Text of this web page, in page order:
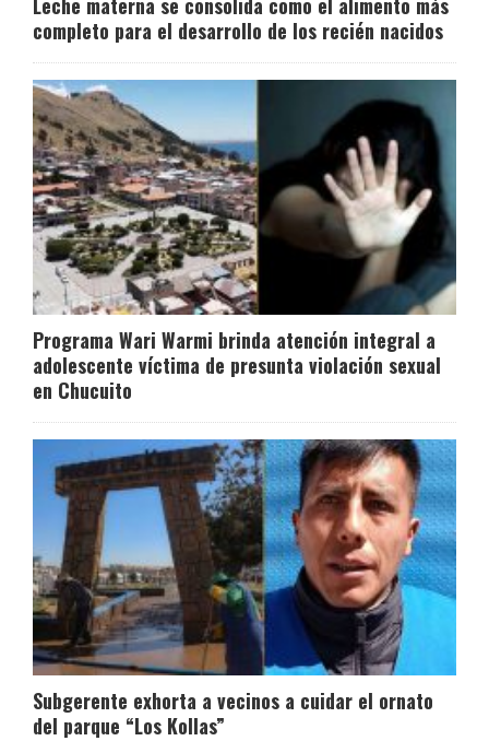
completo para el desarrollo de los recién nacidos
Programa Wari Warmi brinda atención integral a
adolescente víctima de presunta violación sexual
en Chucuito
Subgerente exhorta a vecinos a cuidar el ornato
del parque “Los Kollas”